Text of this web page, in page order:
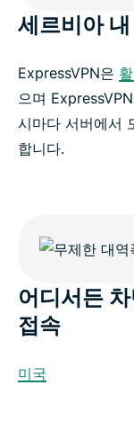
세르비아
ExpressVPN은
으며
시마다 서버에서
합니다.
어디서든
접속
미국